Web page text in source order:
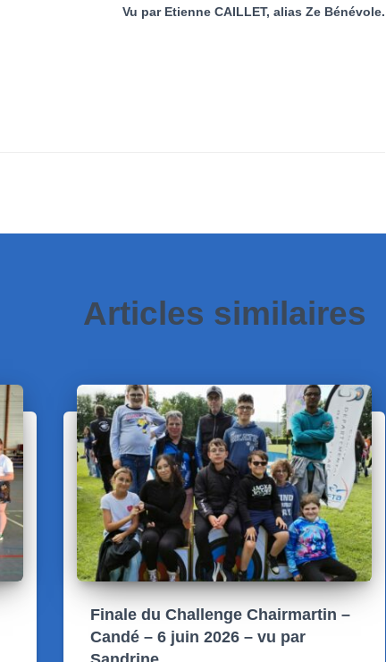
Vu par Etienne CAILLET, alias Ze Bénévole.
Articles similaires
Finale du Challenge Chairmartin –
Candé – 6 juin 2026 – vu par